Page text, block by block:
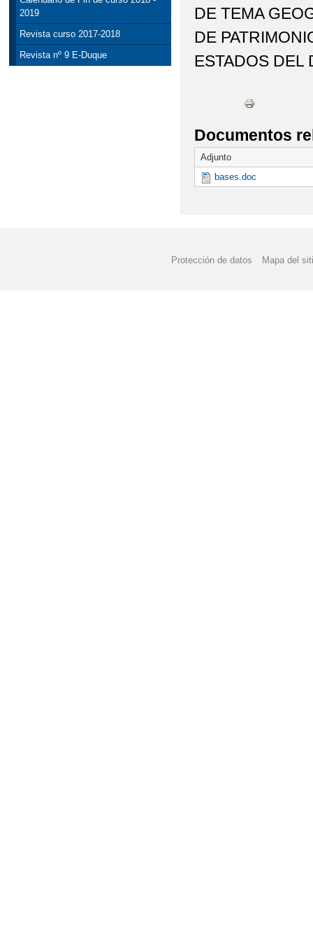
2019
Revista curso 2017-2018
Revista nº 9 E-Duque
DE TEMA
DE
ESTADOS DEL
Documentos
Adjunto
bases.doc
Protección de datos Mapa del